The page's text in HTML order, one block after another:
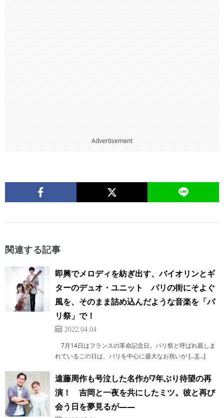
Advertisement
関連する記事
即興でメロディを紡ぎ出す、バイオリンとギ
ターのデュオ・ユニット パリの街にそよぐ
風を、そのまま詰め込んだような音楽を「パ
リ祭」で！
2022.04.04
7月14日はフランスの革命記念日。パリ祭と呼ばれ親しま
れているこの日は、パリを中心に盛大なお祝いが […][…]
遠藤周作も号泣した名作が7年ぶり待望の再
演！ 吉岡と一夜を共にしたミツ。彼と再び
会う日を夢見るが――